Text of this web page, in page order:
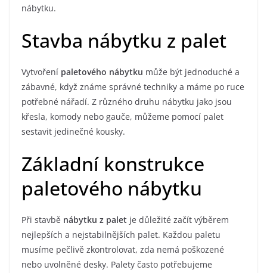
nábytku.
Stavba nábytku z palet
Vytvoření paletového nábytku může být jednoduché a
zábavné, když známe správné techniky a máme po ruce
potřebné nářadí. Z různého druhu nábytku jako jsou
křesla, komody nebo gauče, můžeme pomocí palet
sestavit jedinečné kousky.
Základní konstrukce
paletového nábytku
Při stavbě nábytku z palet je důležité začít výběrem
nejlepších a nejstabilnějších palet. Každou paletu
musíme pečlivě zkontrolovat, zda nemá poškozené
nebo uvolněné desky. Palety často potřebujeme